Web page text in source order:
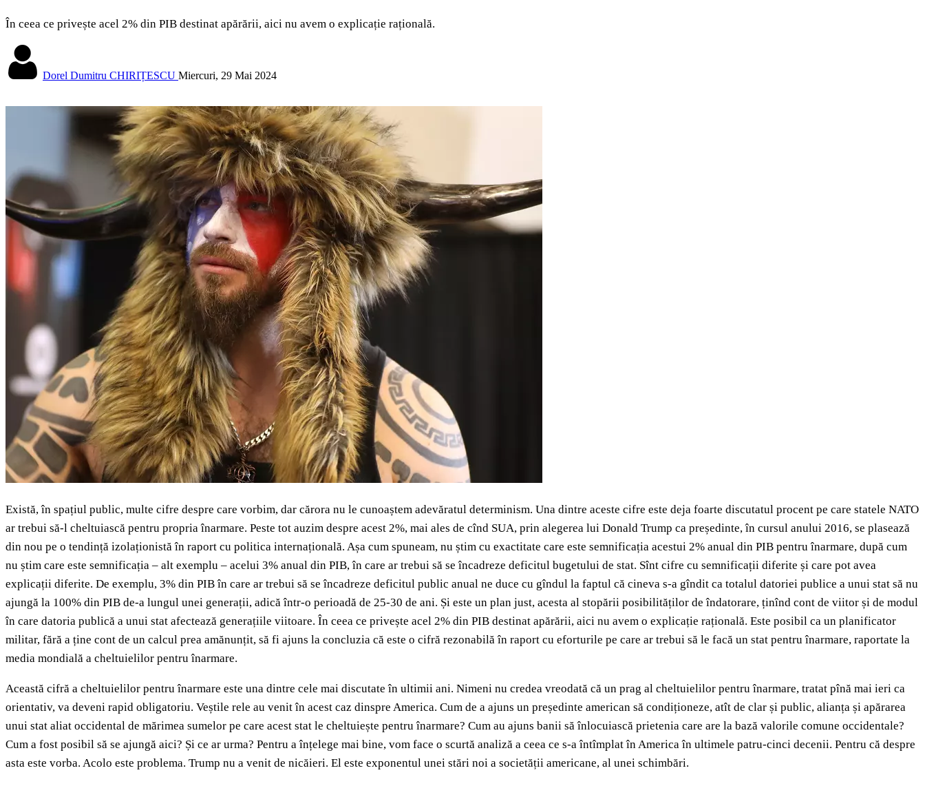
În ceea ce privește acel 2% din PIB destinat apărării, aici nu avem o explicație rațională.
Dorel Dumitru CHIRIȚESCU Miercuri, 29 Mai 2024
Există, în spațiul public, multe cifre despre care vorbim, dar cărora nu le cunoaștem adevăratul determinism. Una dintre aceste cifre este deja foarte discutatul procent pe care statele NATO
ar trebui să-l cheltuiască pentru propria înarmare. Peste tot auzim despre acest 2%, mai ales de cînd SUA, prin alegerea lui Donald Trump ca președinte, în cursul anului 2016, se plasează
din nou pe o tendință izolaționistă în raport cu politica internațională. Așa cum spuneam, nu știm cu exactitate care este semnificația acestui 2% anual din PIB pentru înarmare, după cum
nu știm care este semnificația – alt exemplu – acelui 3% anual din PIB, în care ar trebui să se încadreze deficitul bugetului de stat. Sînt cifre cu semnificații diferite și care pot avea
explicații diferite. De exemplu, 3% din PIB în care ar trebui să se încadreze deficitul public anual ne duce cu gîndul la faptul că cineva s-a gîndit ca totalul datoriei publice a unui stat să nu
ajungă la 100% din PIB de-a lungul unei generații, adică într-o perioadă de 25-30 de ani. Și este un plan just, acesta al stopării posibilităților de îndatorare, ținînd cont de viitor și de modul
în care datoria publică a unui stat afectează generațiile viitoare. În ceea ce privește acel 2% din PIB destinat apărării, aici nu avem o explicație rațională. Este posibil ca un planificator
militar, fără a ține cont de un calcul prea amănunțit, să fi ajuns la concluzia că este o cifră rezonabilă în raport cu eforturile pe care ar trebui să le facă un stat pentru înarmare, raportate la
media mondială a cheltuielilor pentru înarmare.
Această cifră a cheltuielilor pentru înarmare este una dintre cele mai discutate în ultimii ani. Nimeni nu credea vreodată că un prag al cheltuielilor pentru înarmare, tratat pînă mai ieri ca
orientativ, va deveni rapid obligatoriu. Veștile rele au venit în acest caz dinspre America. Cum de a ajuns un președinte american să condiționeze, atît de clar și public, alianța și apărarea
unui stat aliat occidental de mărimea sumelor pe care acest stat le cheltuiește pentru înarmare? Cum au ajuns banii să înlocuiască prietenia care are la bază valorile comune occidentale?
Cum a fost posibil să se ajungă aici? Și ce ar urma? Pentru a înțelege mai bine, vom face o scurtă analiză a ceea ce s-a întîmplat în America în ultimele patru-cinci decenii. Pentru că despre
asta este vorba. Acolo este problema. Trump nu a venit de nicăieri. El este exponentul unei stări noi a societății americane, al unei schimbări.